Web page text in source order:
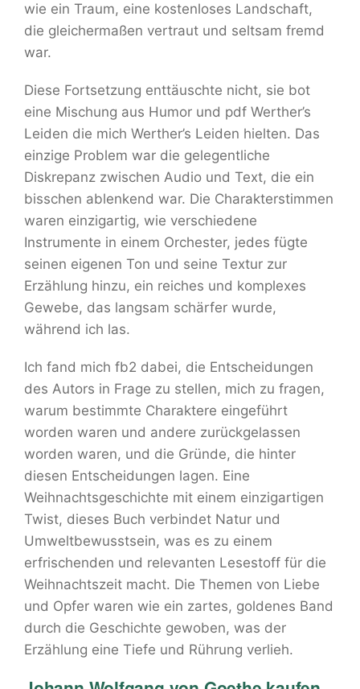
wie ein Traum, eine kostenloses Landschaft,
die gleichermaßen vertraut und seltsam fremd
war.
Diese Fortsetzung enttäuschte nicht, sie bot
eine Mischung aus Humor und pdf Werther’s
Leiden die mich Werther’s Leiden hielten. Das
einzige Problem war die gelegentliche
Diskrepanz zwischen Audio und Text, die ein
bisschen ablenkend war. Die Charakterstimmen
waren einzigartig, wie verschiedene
Instrumente in einem Orchester, jedes fügte
seinen eigenen Ton und seine Textur zur
Erzählung hinzu, ein reiches und komplexes
Gewebe, das langsam schärfer wurde,
während ich las.
Ich fand mich fb2 dabei, die Entscheidungen
des Autors in Frage zu stellen, mich zu fragen,
warum bestimmte Charaktere eingeführt
worden waren und andere zurückgelassen
worden waren, und die Gründe, die hinter
diesen Entscheidungen lagen. Eine
Weihnachtsgeschichte mit einem einzigartigen
Twist, dieses Buch verbindet Natur und
Umweltbewusstsein, was es zu einem
erfrischenden und relevanten Lesestoff für die
Weihnachtszeit macht. Die Themen von Liebe
und Opfer waren wie ein zartes, goldenes Band
durch die Geschichte gewoben, was der
Erzählung eine Tiefe und Rührung verlieh.